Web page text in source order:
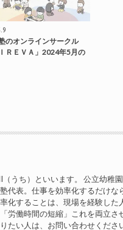
のオンラインサークル
ＩＲＥＶＡ」2024年5月の
（うち）といいます。 公立幼稚
代表。仕事を効率化するだけ
化することは、現場を経験し
労働時間の短縮」これを両立
たい人は、お問い合わせくださ